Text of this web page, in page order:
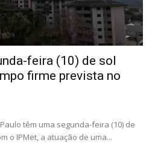
feira (10) de sol
firme prevista no
têm uma segunda-feira (10) de
o IPMet, a atuação de uma...